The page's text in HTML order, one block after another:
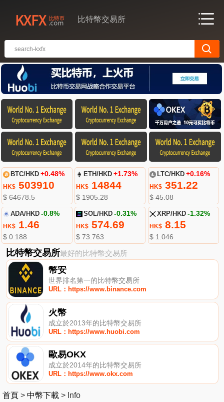
比特幣交易所
BTC/HKD +0.48%
HK$503910
$ 64678.5
ETH/HKD +1.73%
HK$ 14844
$ 1905.28
LTC/HKD +0.16%
HK$351.22
$ 45.08
ADA/HKD -0.8%
HK$1.46
$ 0.188
SOL/HKD -0.31%
HK$ 574.69
$ 73.763
XRP/HKD -1.32%
HK$8.15
$ 1.046
比特幣交易所最好的比特幣交易所
幣安
世界排名第一的比特幣交易所
URL：https://www.binance.com
火幣
成立於2013年的比特幣交易所
URL：https://www.huobi.com
歐易OKX
成立於2014年的比特幣交易所
URL：https://www.okx.com
首頁 > 中幣下載 > Info